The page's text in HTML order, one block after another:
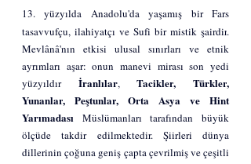
13. yüzyılda Anadolu'da yaşamış bir Fars
tasavvufçu, ilahiyatçı ve Sufi bir mistik şairdir.
Mevlânâ'nın etkisi ulusal sınırları ve etnik
ayrımları aşar: onun manevi mirası son yedi
yüzyıldır İranlılar, Tacikler, Türkler
Yunanlar, Peştunlar, Orta Asya ve Hint
Yarımadası
Müslümanları tarafından büyük
ölçüde takdir edilmektedir. Şiirleri dünya
dillerinin çoğuna geniş çapta çevrilmiş ve çeşitli